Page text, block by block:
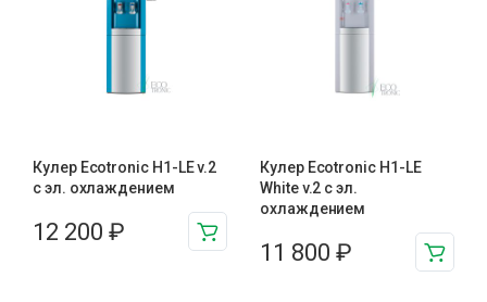
Кулер Ecotronic H1-LE v.2
с эл. охлаждением
12 200 ₽
Кулер Ecotronic H1-LE
White v.2 с эл.
охлаждением
11 800 ₽